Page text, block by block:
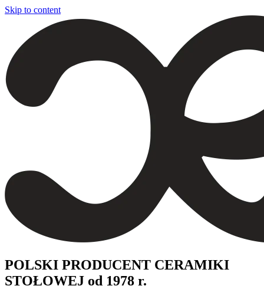
Skip to content
POLSKI PRODUCENT CERAMIKI
STOŁOWEJ od 1978 r.